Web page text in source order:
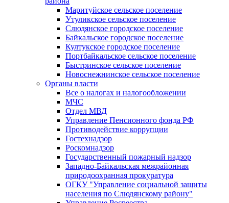
Маритуйское сельское поселение
Утуликское сельское поселение
Слюдянское городское поселение
Байкальское городское поселение
Култукское городское поселение
Портбайкальское сельское поселение
Быстринское сельское поселение
Новоснежнинское сельское поселение
Органы власти
Все о налогах и налогообложении
МЧС
Отдел МВД
Управление Пенсионного фонда РФ
Противодействие коррупции
Гостехнадзор
Роскомнадзор
Государственный пожарный надзор
Западно-Байкальская межрайонная
природоохранная прокуратура
ОГКУ "Управление социальной защиты
населения по Слюдянскому району"